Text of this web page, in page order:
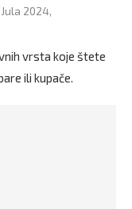
2024,
vrsta koje štete
ili kupače.